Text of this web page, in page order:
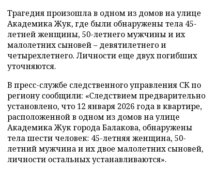
Трагедия произошла в одном из домов на улице
Академика Жук, где были обнаружены тела 45-
летней женщины, 50-летнего мужчины и их
малолетних сыновей – девятилетнего и
четырехлетнего. Личности еще двух погибших
уточняются.
В пресс-службе следственного управления СК по
региону сообщили: «Следствием предварительно
установлено, что 12 января 2026 года в квартире,
расположенной в одном из домов на улице
Академика Жук города Балакова, обнаружены
тела шести человек: 45-летняя женщина, 50-
летний мужчина и их двое малолетних сыновей,
личности остальных устанавливаются».